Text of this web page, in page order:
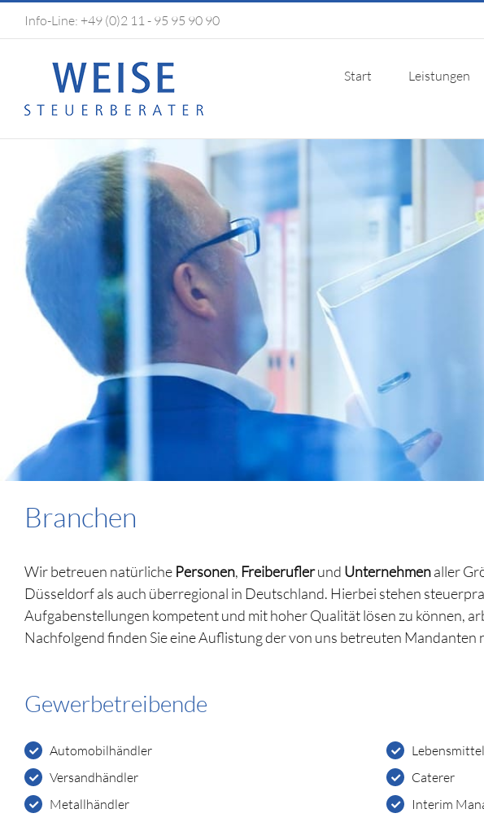
Info-Line: +49 (0)2 11 - 95 95 90 90
Start Leistungen
Branchen
Wir betreuen natürliche Personen, Freiberuflerund Unternehmenaller
Düsseldorf als auch überregional in Deutschland. Hierbei stehen
Aufgabenstellungen kompetent und mit hoher Qualität lösen zu können,
Nachfolgend finden Sie eine Auflistung der von uns betreuten Mandanten
Gewerbetreibende
Automobilhändler
Versandhändler
Metallhändler
Caterer
Interim